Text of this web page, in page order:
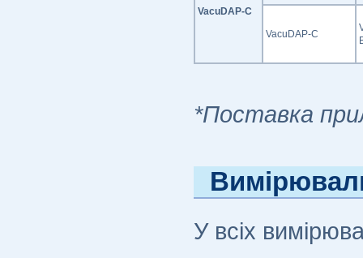
VacuDAP-С
VacuDAP-С
*Поставка
У всіх